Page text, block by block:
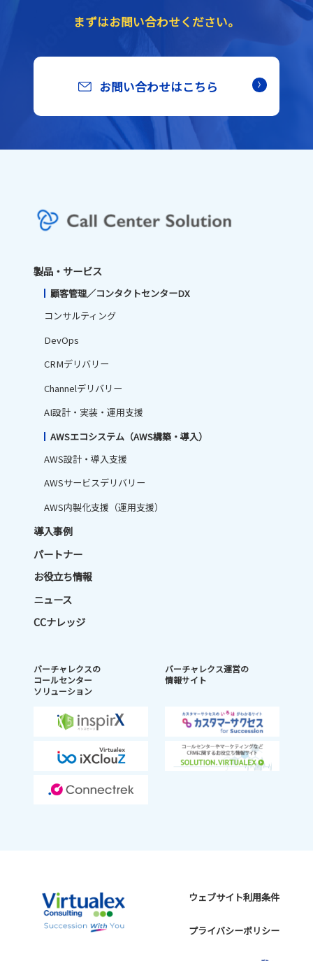
まずはお問い合わせください。
お問い合わせはこちら
製品・サービス
顧客管理／コンタクトセンターDX
コンサルティング
DevOps
CRMデリバリー
Channelデリバリー
AI設計・実装・運用支援
AWSエコシステム（AWS構築・導入）
AWS設計・導入支援
AWSサービスデリバリー
AWS内製化支援（運用支援）
導入事例
パートナー
お役立ち情報
ニュース
CCナレッジ
バーチャレクスの
コールセンター
ソリューション
バーチャレクス運営の
情報サイト
ウェブサイト利用条件
プライバシーポリシー